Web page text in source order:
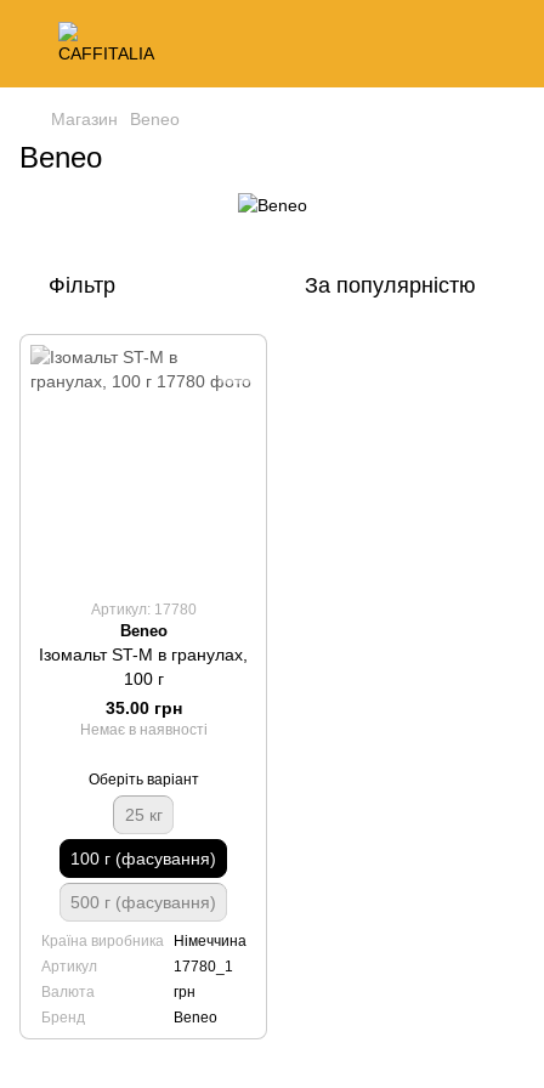
Магазин Beneo
Beneo
Фільтр За популярністю
Артикул: 17780
Beneo
Ізомальт ST-M в гранулах,
100 г
35.00 грн
Немає в наявності
Оберіть варіант
25 кг
100 г (фасування)
500 г (фасування)
Країна виробника
Німеччина
Артикул
17780_1
Валюта
грн
Бренд
Beneo